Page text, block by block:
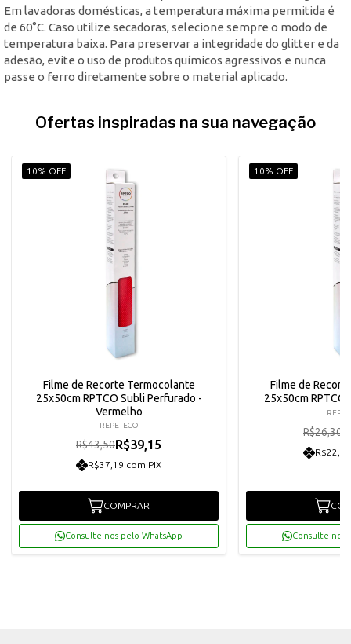
Em lavadoras domésticas, a temperatura máxima permitida é
de 60°C. Caso utilize secadoras, selecione sempre o modo de
temperatura baixa. Para preservar a integridade do glitter e da
adesão, evite o uso de produtos químicos agressivos e nunca
passe o ferro diretamente sobre o material aplicado.
Ofertas inspiradas na sua navegação
10% OFF
Filme de Recorte Termocolante
25x50cm RPTCO Subli Perfurado -
Vermelho
REPETECO
R$43,50R$39,15
R$37,19 com PIX
COMPRAR
Consulte-nos pelo WhatsApp
10% OFF
Filme de
25x50cm
R$26,30
Consulte-nos